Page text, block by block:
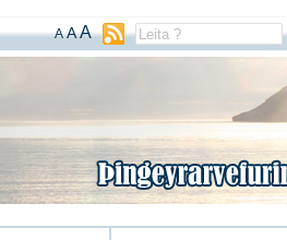
A AA